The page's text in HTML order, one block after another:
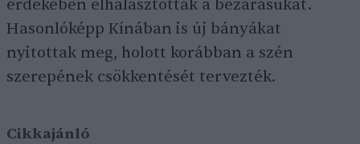
érdekében elhalasztották a bezárásukat.
Hasonlóképp Kínában is új bányákat
nyitottak meg, holott korábban a szén
szerepének csökkentését tervezték.
Cikkajánló